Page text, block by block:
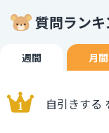
質問ラン
週間 月間
自引きする